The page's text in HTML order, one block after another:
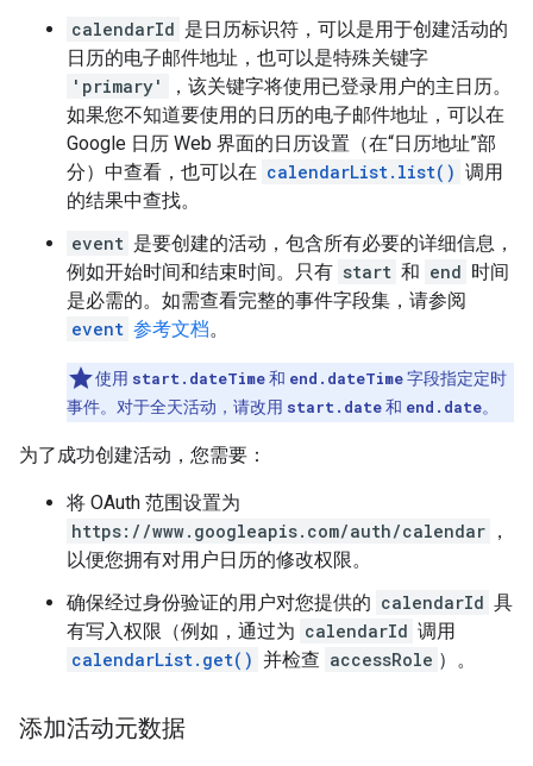
calendarId 是日历标识符，可以是用于创建活动的
日历的电子邮件地址，也可以是特殊关键字
'primary'
，该关键字将使用已登录用户的主日历。
如果您不知道要使用的日历的电子邮件地址，可以在
Google 日历 Web 界面的日历设置（在“日历地址”部
分）中查看，也可以在 calendarList.list() 调用
的结果中查找。
event 是要创建的活动，包含所有必要的详细信息，
例如开始时间和结束时间。只有 start 和 end 时间
是必需的。如需查看完整的事件字段集，请参阅
event 参考文档。
使用 start.dateTime和 end.dateTime字段指定定时
事件。对于全天活动，请改用 start.date和 end.date。
为了成功创建活动，您需要：
将 OAuth 范围设置为
https://www.googleapis.com/auth/calendar ，
以便您拥有对用户日历的修改权限。
确保经过身份验证的用户对您提供的 calendarId 具
有写入权限（例如，通过为 calendarId 调用
calendarList.get() 并检查 accessRole ）。
添加活动元数据